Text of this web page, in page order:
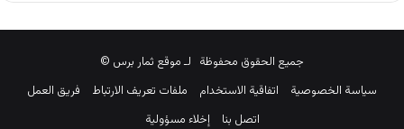
جميع الحقوق محفوظة لـ موقع ثمار برس ©
سياسة الخصوصية
اتفاقية الاستخدام ملفات تعريف الارتباط
فريق العمل
اتصل بنا
إخلاء مسؤولية